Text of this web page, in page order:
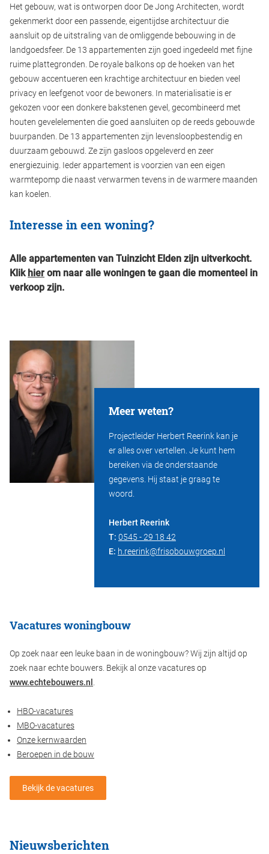
Het gebouw, wat is ontworpen door De Jong Architecten, wordt
gekenmerkt door een passende, eigentijdse architectuur die
aansluit op de uitstraling van de omliggende bebouwing in de
landgoedsfeer. De 13 appartementen zijn goed ingedeeld met fijne
ruime plattegronden. De royale balkons op de hoeken van het
gebouw accentueren een krachtige architectuur en bieden veel
privacy en leefgenot voor de bewoners. In materialisatie is er
gekozen voor een donkere bakstenen gevel, gecombineerd met
houten gevelelementen die goed aansluiten op de reeds gebouwde
buurpanden. De 13 appartementen zijn levensloopbestendig en
duurzaam gebouwd. Ze zijn gasloos opgeleverd en zeer
energiezuinig. Ieder appartement is voorzien van een eigen
warmtepomp die naast verwarmen tevens in de warmere maanden
kan koelen.
Interesse in een woning?
Alle appartementen van Tuinzicht Elden zijn uitverkocht.
Klik hier om naar alle woningen te gaan die momenteel in
verkoop zijn.
Meer weten?
Projectleider Herbert Reerink kan je
er alles over vertellen. Je kunt hem
bereiken via de onderstaande
gegevens. Hij staat je graag te
woord.
Herbert Reerink
T: 0545 - 29 18 42
E: h.reerink@frisobouwgroep.nl
Vacatures woningbouw
Op zoek naar een leuke baan in de woningbouw? Wij zijn altijd op
zoek naar echte bouwers. Bekijk al onze vacatures op
www.echtebouwers.nl
HBO-vacatures
MBO-vacatures
Onze kernwaarden
Beroepen in de bouw
Bekijk de vacatures
Nieuwsberichten